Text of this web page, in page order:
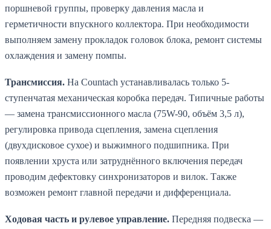
поршневой группы, проверку давления масла и
герметичности впускного коллектора. При необходимости
выполняем замену прокладок головок блока, ремонт системы
охлаждения и замену помпы.
Трансмиссия. На Countach устанавливалась только 5-
ступенчатая механическая коробка передач. Типичные работы
— замена трансмиссионного масла (75W-90, объём 3,5 л),
регулировка привода сцепления, замена сцепления
(двухдисковое сухое) и выжимного подшипника. При
появлении хруста или затруднённого включения передач
проводим дефектовку синхронизаторов и вилок. Также
возможен ремонт главной передачи и дифференциала.
Ходовая часть и рулевое управление. Передняя подвеска —